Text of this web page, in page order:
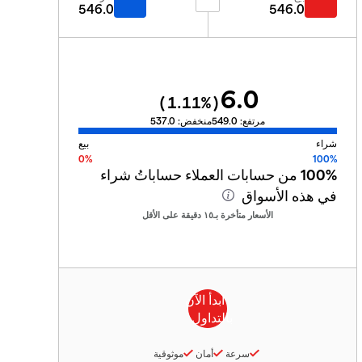
546.0
546.0
6.0
(
1.11%)
مرتفع: 549.0منخفض: 537.0
شراء
بيع
100%
0%
100% من حسابات العملاء حساباتُ شراء
في هذه الأسواق
الأسعار متأخرة بـ١٥ دقيقة على الأقل
سرعة أمان موثوقية